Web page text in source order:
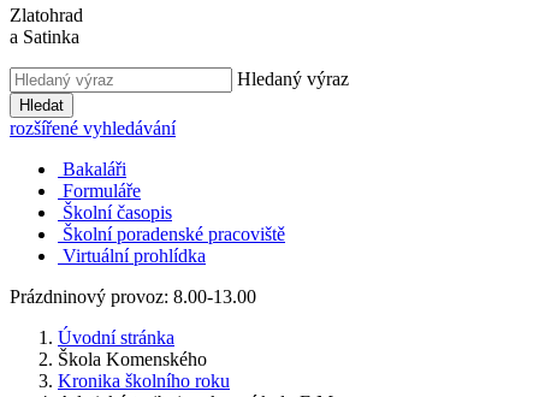
Zlatohrad
a Satinka
Hledaný výraz
Hledat
rozšířené vyhledávání
Bakaláři
Formuláře
Školní časopis
Školní poradenské pracoviště
Virtuální prohlídka
Prázdninový provoz: 8.00-13.00
Úvodní stránka
Škola Komenského
Kronika školního roku